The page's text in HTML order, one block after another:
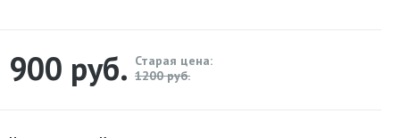
900 руб. Старая цена:
1200 руб.